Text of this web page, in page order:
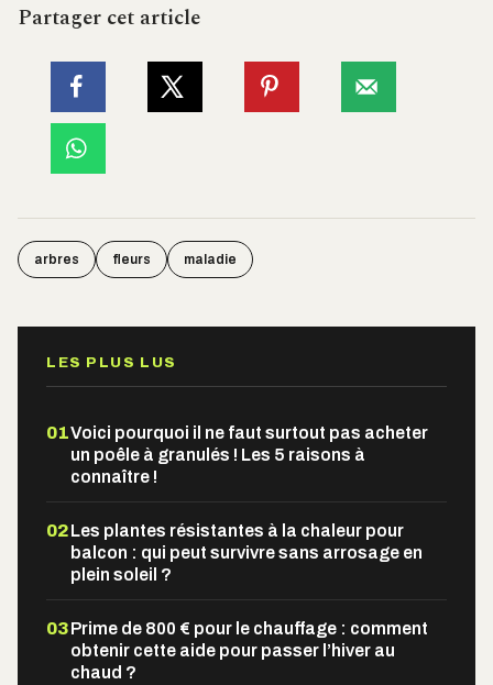
Partager cet article
arbres fleurs maladie
LES PLUS LUS
01Voici pourquoi il ne faut surtout pas acheter
un poêle à granulés ! Les 5 raisons à
connaître !
02Les plantes résistantes à la chaleur pour
balcon : qui peut survivre sans arrosage en
plein soleil ?
03Prime de 800 € pour le chauffage : comment
obtenir cette aide pour passer l’hiver au
chaud ?